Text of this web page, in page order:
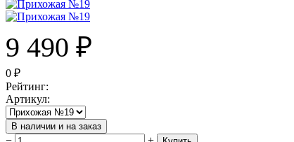
9 490 ₽
0 ₽
Рейтинг:
Артикул:
В наличии и на заказ